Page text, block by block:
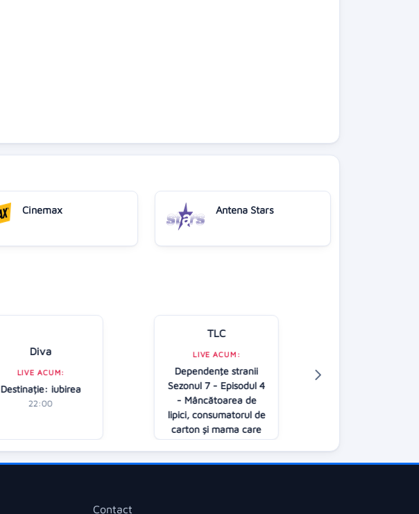
Cinemax Antena Stars
Diva
LIVE ACUM:
Destinație: iubirea
22:00
TLC
LIVE ACUM:
Dependenţe stranii
Sezonul 7 - Episodul 4
- Mâncătoarea de
lipici, consumatorul de
carton și mama care
Contact